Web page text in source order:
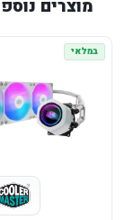
מוצרים
במלאי